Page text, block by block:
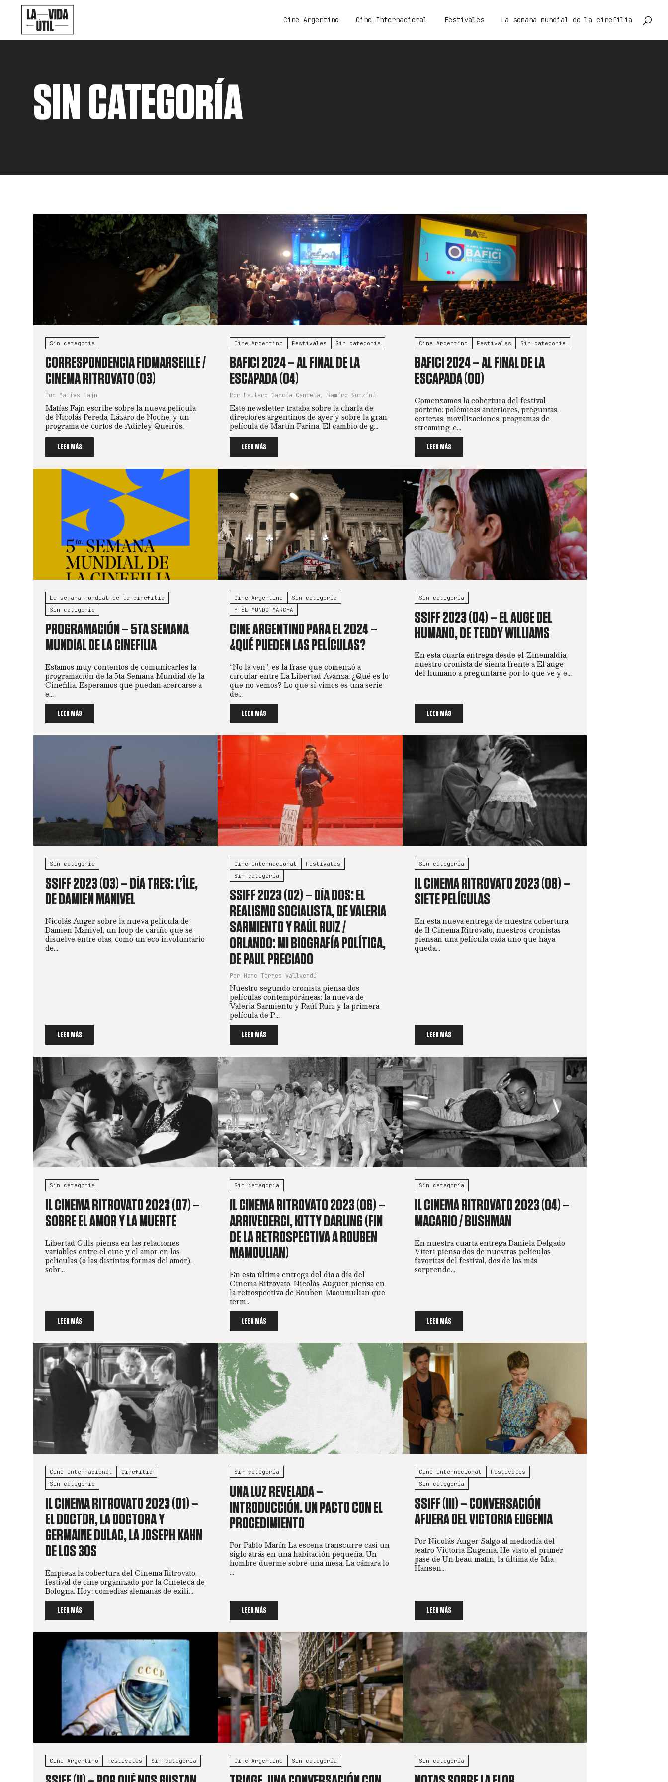
Cine Argentino Cine Internacional Festivales La semana mundial de la cinefilia
SIN CATEGORÍA
Sin categoría
CORRESPONDENCIA FIDMARSEILLE /
CINEMA RITROVATO (03)
Por Matías Fajn
Matías Fajn escribe sobre la nueva película
de Nicolás Pereda, Lázaro de Noche, y un
programa de cortos de Adirley Queirós.
LEER MÁS
Cine Argentino Festivales Sin categoría
BAFICI 2024 – AL FINAL DE LA
ESCAPADA (04)
Por Lautaro Garcia Candela, Ramiro Sonzini
Este newsletter trataba sobre la charla de
directores argentinos de ayer y sobre la gran
película de Martín Farina, El cambio de g...
LEER MÁS
Cine Argentino Festivales Sin categoría
BAFICI 2024 – AL FINAL DE LA
ESCAPADA (00)
Comenzamos la cobertura del festival
porteño: polémicas anteriores, preguntas,
certezas, movilizaciones, programas de
streaming, c...
LEER MÁS
La semana mundial de la cinefilia
Sin categoría
PROGRAMACIÓN – 5TA SEMANA
MUNDIAL DE LA CINEFILIA
Estamos muy contentos de comunicarles la
programación de la 5ta Semana Mundial de la
Cinefilia. Esperamos que puedan acercarse a
e...
LEER MÁS
Cine Argentino
Sin categoría
Y EL MUNDO MARCHA
CINE ARGENTINO PARA EL 2024 –
¿QUÉ PUEDEN LAS PELÍCULAS?
“No la ven”, es la frase que comenzó a
circular entre La Libertad Avanza. ¿Qué es lo
que no vemos? Lo que sí vimos es una serie
de...
LEER MÁS
Sin categoría
SSIFF 2023 (04) – EL AUGE DEL
HUMANO, DE TEDDY WILLIAMS
En esta cuarta entrega desde el Zinemaldia,
nuestro cronista de sienta frente a El auge
del humano a preguntarse por lo que ve y e...
LEER MÁS
Sin categoría
SSIFF 2023 (03) – DÍA TRES: L’ÎLE,
DE DAMIEN MANIVEL
Nicolás Auger sobre la nueva película de
Damien Manivel, un loop de cariño que se
disuelve entre olas, como un eco involuntario
de...
LEER MÁS
Cine Internacional
Festivales
Sin categoría
SSIFF 2023 (02) – DÍA DOS: EL
REALISMO SOCIALISTA, DE VALERIA
SARMIENTO Y RAÚL RUIZ /
ORLANDO: MI BIOGRAFÍA POLÍTICA,
DE PAUL PRECIADO
Por Marc Torres Vallverdú
Nuestro segundo cronista piensa dos
películas contemporáneas: la nueva de
Valeria Sarmiento y Raúl Ruiz y la primera
película de P...
LEER MÁS
Sin categoría
IL CINEMA RITROVATO 2023 (08) –
SIETE PELÍCULAS
En esta nueva entrega de nuestra cobertura
de Il Cinema Ritrovato, nuestros cronistas
piensan una película cada uno que haya
queda...
LEER MÁS
Sin categoría
IL CINEMA RITROVATO 2023 (07) –
SOBRE EL AMOR Y LA MUERTE
Libertad Gills piensa en las relaciones
variables entre el cine y el amor en las
películas (o las distintas formas del amor),
sobr...
LEER MÁS
Sin categoría
IL CINEMA RITROVATO 2023 (06) –
ARRIVEDERCI, KITTY DARLING (FIN
DE LA RETROSPECTIVA A ROUBEN
MAMOULIAN)
En esta última entrega del día a día del
Cinema Ritrovato, Nicolás Auguer piensa en
la retrospectiva de Rouben Maoumulian que
term...
LEER MÁS
Sin categoría
IL CINEMA RITROVATO 2023 (04) –
MACARIO / BUSHMAN
En nuestra cuarta entrega Daniela Delgado
Viteri piensa dos de nuestras películas
favoritas del festival, dos de las más
sorprende...
LEER MÁS
Cine Internacional
Cinefilia
Sin categoría
IL CINEMA RITROVATO 2023 (01) –
EL DOCTOR, LA DOCTORA Y
GERMAINE DULAC, LA JOSEPH KAHN
DE LOS 30S
Empieza la cobertura del Cinema Ritrovato,
festival de cine organizado por la Cineteca de
Bologna. Hoy: comedias alemanas de exili...
LEER MÁS
Sin categoría
UNA LUZ REVELADA –
INTRODUCCIÓN. UN PACTO CON EL
PROCEDIMIENTO
Por Pablo Marín La escena transcurre casi un
siglo atrás en una habitación pequeña. Un
hombre duerme sobre una mesa. La cámara lo
...
LEER MÁS
Cine Internacional
Festivales
Sin categoría
SSIFF (III) – CONVERSACIÓN
AFUERA DEL VICTORIA EUGENIA
Por Nicolás Auger Salgo al mediodía del
teatro Victoria Eugenia. He visto el primer
pase de Un beau matin, la última de Mia
Hansen...
LEER MÁS
Cine Argentino Festivales Sin categoría Cine Argentino Sin categoría Sin categoría